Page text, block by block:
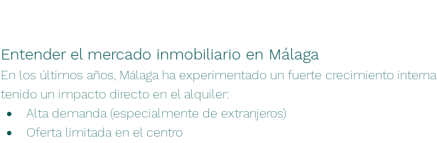
Entender el mercado inmobiliario en Málaga
En los últimos años, Málaga ha experimentado un fuerte crecimiento
tenido un impacto directo en el alquiler:
Alta demanda (especialmente de extranjeros)
Oferta limitada en el centro